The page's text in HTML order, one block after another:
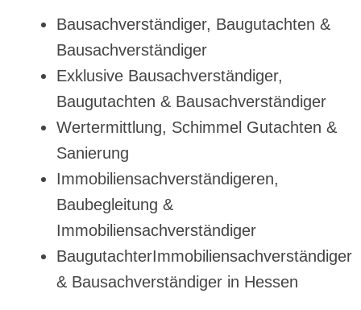
Bausachverständiger, Baugutachten &
Bausachverständiger
Exklusive Bausachverständiger,
Baugutachten & Bausachverständiger
Wertermittlung, Schimmel Gutachten &
Sanierung
Immobiliensachverständigeren,
Baubegleitung &
Immobiliensachverständiger
BaugutachterImmobiliensachverständiger
& Bausachverständiger in Hessen